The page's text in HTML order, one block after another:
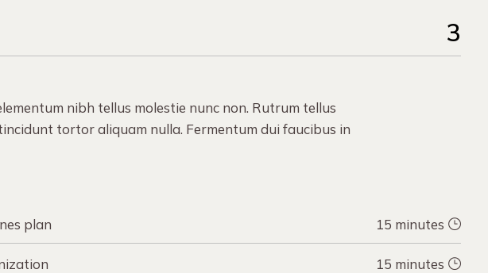
3
nibh tellus molestie nunc non. Rutrum tellus
tortor aliquam nulla. Fermentum dui faucibus in
plan 15 minutes
15 minutes